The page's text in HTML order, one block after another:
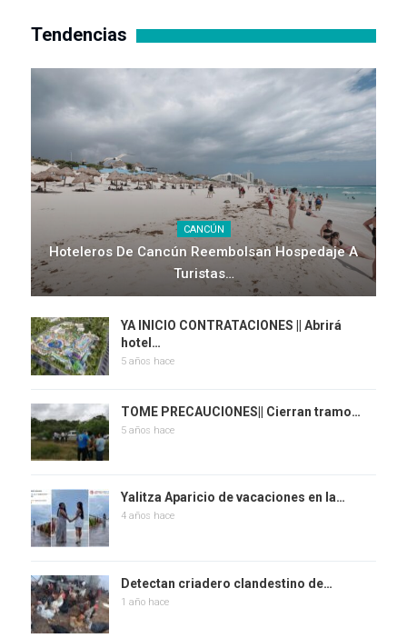
Tendencias
CANCÚN
Hoteleros De Cancún Reembolsan Hospedaje A
Turistas…
YA INICIO CONTRATACIONES || Abrirá
hotel…
5 años hace
TOME PRECAUCIONES|| Cierran tramo…
5 años hace
Yalitza Aparicio de vacaciones en la…
4 años hace
Detectan criadero clandestino de…
1 año hace